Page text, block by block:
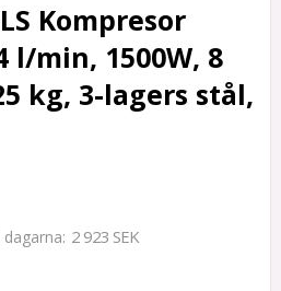
Kompresor
l/min, 1500W, 8
kg, 3-lagers stål,
2 923 SEK